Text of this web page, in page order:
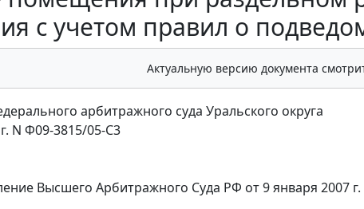
с учетом правил о
Актуальную версию документа
арбитражного суда Уральского округа
N Ф09-3815/05-С3
Высшего Арбитражного Суда РФ от 9 января 2007 г.